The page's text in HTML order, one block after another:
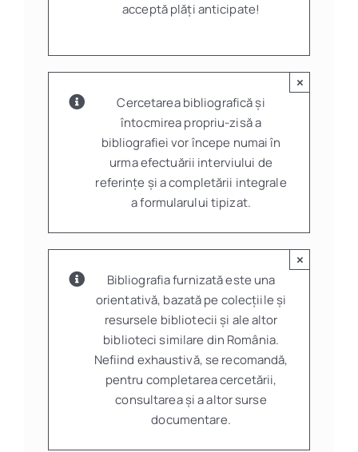
acceptă plăți anticipate!
Cercetarea bibliografică și
întocmirea propriu-zisă a
bibliografiei vor începe numai în
urma efectuării interviului de
referințe și a completării integrale
a formularului tipizat.
×
Bibliografia furnizată este una
orientativă, bazată pe colecțiile și
resursele bibliotecii și ale altor
biblioteci similare din România.
Nefiind exhaustivă, se recomandă,
pentru completarea cercetării,
consultarea şi a altor surse
documentare.
×